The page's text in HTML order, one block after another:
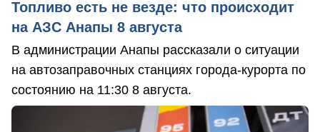
Топливо есть не везде: что происходит
на АЗС Анапы 8 августа
В администрации Анапы рассказали о ситуации
на автозаправочных станциях города-курорта по
состоянию на 11:30 8 августа.